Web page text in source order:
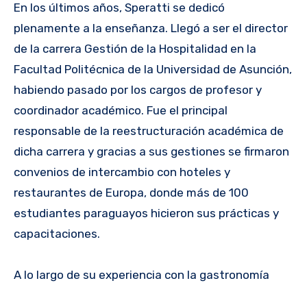
En los últimos años, Speratti se dedicó
plenamente a la enseñanza. Llegó a ser el director
de la carrera Gestión de la Hospitalidad en la
Facultad Politécnica de la Universidad de Asunción,
habiendo pasado por los cargos de profesor y
coordinador académico. Fue el principal
responsable de la reestructuración académica de
dicha carrera y gracias a sus gestiones se firmaron
convenios de intercambio con hoteles y
restaurantes de Europa, donde más de 100
estudiantes paraguayos hicieron sus prácticas y
capacitaciones.
A lo largo de su experiencia con la gastronomía